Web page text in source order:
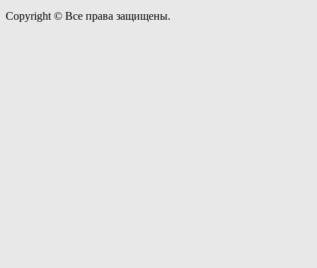
Copyright © Все права защищены.